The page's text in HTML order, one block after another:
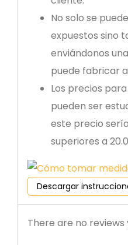
No solo se
expuestos sino
enviándonos
puede fabricar
Los precios
pueden ser
este precio
superiores a
Descargar
There are no reviews